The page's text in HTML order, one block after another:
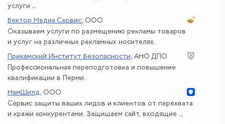
услуги ...
Вектор Медиа Сервис, ООО
Оказываем услуги по размещению рекламы товаров
и услуг на различных рекламных носителях.
Прикамский Институт Безопасности , АНО ДПО
Профессиональная переподготовка и повышение
квалификации в Перми.
НамШилд , ООО
Сервис защиты ваших лидов и клиентов от перехвата
и кражи конкурентами. Защищаем сайт, входящие ...